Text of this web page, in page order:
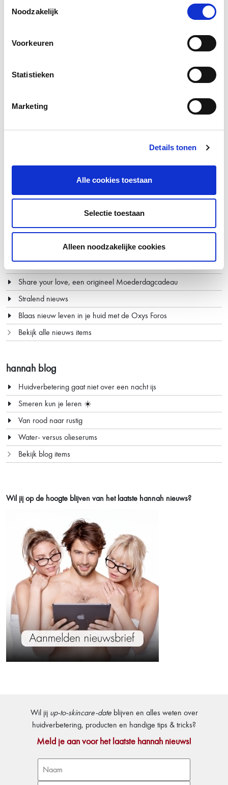
Noodzakelijk
Voorkeuren
Statistieken
Marketing
Details tonen
Alle cookies toestaan
Selectie toestaan
Alleen noodzakelijke cookies
Vind een huidcoach
Vind een huidcoach bij jou in de buurt via de salon locator.
hannah nieuws
Huidstress ALERT!
Share your love, een origineel Moederdagcadeau
Stralend nieuws
Blaas nieuw leven in je huid met de Oxys Foros
Bekijk alle nieuws items
hannah blog
Huidverbetering gaat niet over een nacht ijs
Smeren kun je leren ☀️
Van rood naar rustig
Water- versus olieserums
Bekijk blog items
Wil jij op de hoogte blijven van het laatste hannah nieuws?
Wil jij up-to-skincare-dateblijven en alles weten over
huidverbetering, producten en handige tips & tricks?
Meld je aan voor het laatste hannah nieuws!